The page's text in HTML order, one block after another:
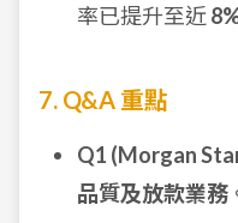
率已提升至近
7. Q&A 重點
Q1 (Morgan
品質及放款業務